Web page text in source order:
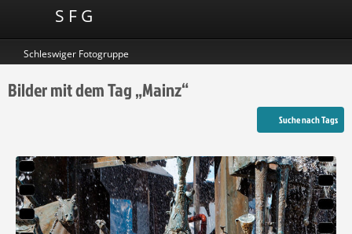
S F G
Schleswiger Fotogruppe
Bilder mit dem Tag „Mainz“
Suche nach Tags